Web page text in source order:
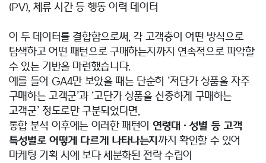
(PV), 체류 시간 등 행동 이력 데이터
이 두 데이터를 결합함으로써, 각 고객층이 어떤 방식으로
탐색하고 어떤 패턴으로 구매하는지까지 연속적으로 파악할
수 있는 기반을 마련했습니다.
예를 들어 GA4만 보았을 때는 단순히 ‘저단가 상품을 자주
구매하는 고객군’과 ‘고단가 상품을 신중하게 구매하는
고객군’ 정도로만 구분되었다면,
통합 분석 이후에는 이러한 패턴이 연령대·성별 등 고객
특성별로 어떻게 다르게 나타나는지까지 확인할 수 있어
마케팅 기획 시에 보다 세분화된 전략 수립이